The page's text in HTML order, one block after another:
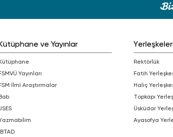
Kütüphane ve Yayınlar
Kütüphane
FSMVÜ Yayınları
FSM İlmî Araştırmalar
bab
JSES
Yazmabilim
İBTAD
Rektörlük
Fatih
Haliç
Topkapı
Üsküdar
Ayasofya